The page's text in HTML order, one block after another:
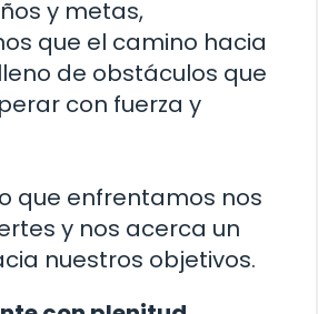
y metas,
que el camino hacia
de obstáculos que
con fuerza y
que enfrentamos nos
y nos acerca un
nuestros objetivos.